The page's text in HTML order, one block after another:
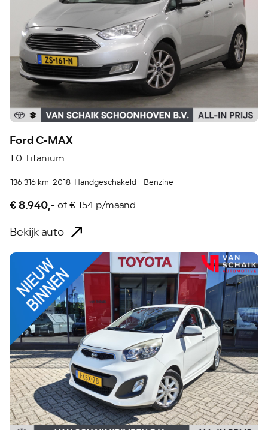
Ford C-MAX
1.0 Titanium
136.316 km 2018 Handgeschakeld Benzine
€ 8.940,- of€ 154 p/maand
Bekijk auto